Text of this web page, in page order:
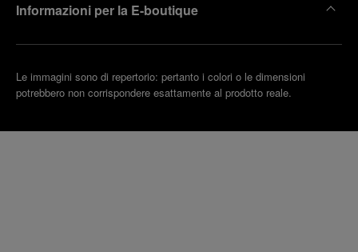
Informazioni per la E-boutique
Le immagini sono di repertorio: pertanto i colori o le dimensioni
potrebbero non corrispondere esattamente al prodotto reale.